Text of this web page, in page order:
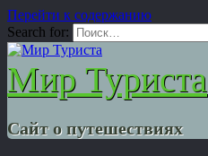
Перейти к содержанию
Search for:
Мир Туриста
Сайт о путешествиях